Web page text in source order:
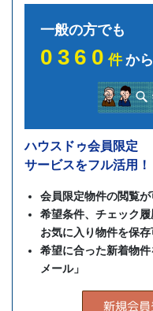
一般の方でも
0360件か
ハウスドゥ会員限定
サービスをフル活用！
会員限定物件の閲覧が
希望条件、チェック履
お気に入り物件を保存
希望に合った新着物
メール」